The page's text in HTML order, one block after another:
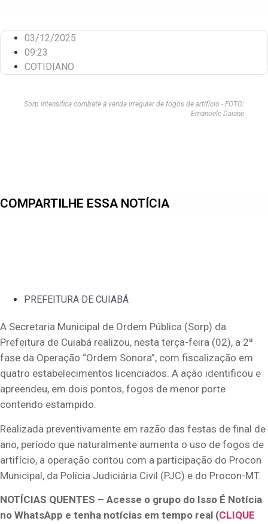
03/12/2025
09:23
COTIDIANO
Sorp intensifica combate à venda irregular de fogos de artifício - FOTO:
Emanoele Daiane
COMPARTILHE ESSA NOTÍCIA
PREFEITURA DE CUIABÁ
A Secretaria Municipal de Ordem Pública (Sorp) da
Prefeitura de Cuiabá realizou, nesta terça-feira (02), a 2ª
fase da Operação “Ordem Sonora”, com fiscalização em
quatro estabelecimentos licenciados. A ação identificou e
apreendeu, em dois pontos, fogos de menor porte
contendo estampido.
Realizada preventivamente em razão das festas de final de
ano, período que naturalmente aumenta o uso de fogos de
artifício, a operação contou com a participação do Procon
Municipal, da Polícia Judiciária Civil (PJC) e do Procon-MT.
NOTÍCIAS QUENTES – Acesse o grupo do Isso É Notícia
no WhatsApp e tenha notícias em tempo real (CLIQUE